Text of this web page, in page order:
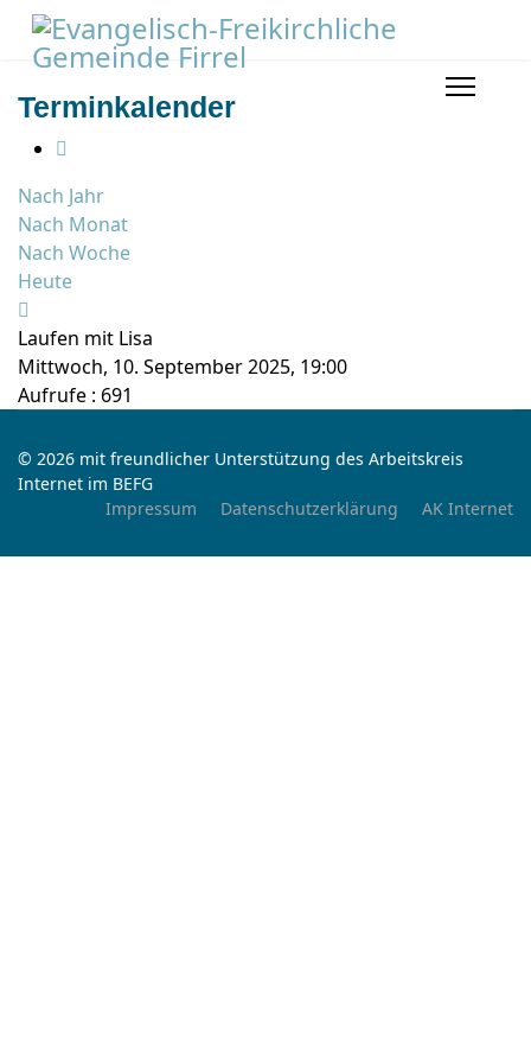
Terminkalender
Nach Jahr
Nach Monat
Nach Woche
Heute
Laufen mit Lisa
Mittwoch, 10. September 2025, 19:00
Aufrufe : 691
© 2026 mit freundlicher Unterstützung des Arbeitskreis
Internet im BEFG
Impressum
Datenschutzerklärung AK Internet